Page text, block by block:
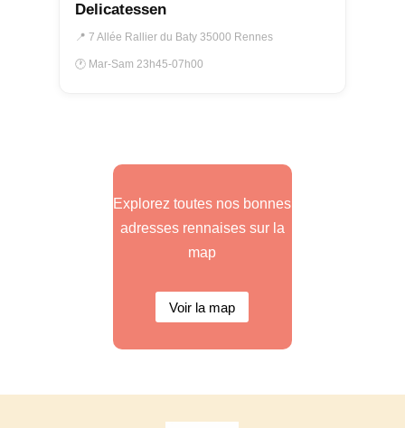
Delicatessen
📍 7 Allée Rallier du Baty 35000 Rennes
🕐 Mar-Sam 23h45-07h00
Explorez toutes nos bonnes
adresses rennaises sur la
map
Voir la map